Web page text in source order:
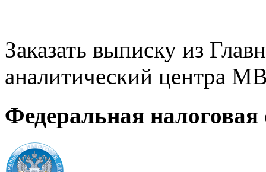
Заказать выписку из
аналитический центра
Федеральная налоговая